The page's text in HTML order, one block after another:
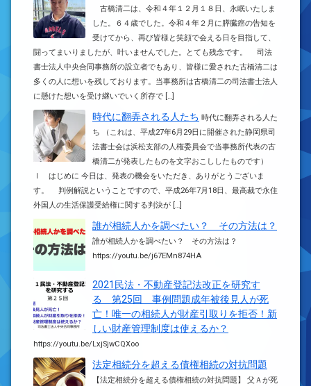
古橋清二は、令和４年１２月１８日、永眠いたしま
した。６４歳でした。令和４年２月に膵臓癌の告知を
受けてから、再び皆様と笑顔で会える日を目指して、
闘ってまいりましたが、叶いませんでした。とても残念です。 司法
書士法人中央合同事務所の設立者でもあり、皆様に愛された古橋清二は
多くの人に想いを残しております。当事務所は古橋清二の司法書士法人
に懸けた想いを受け継いでいく所存で […]
時代に翻弄される人たち 時代に翻弄される人た
ち （これは、平成27年6月29日に開催された静岡県司
法書士会は浜松支部の人権委員会で当事務所代表の古
橋清二が発表したものを文字おこししたものです）
Ⅰ はじめに 今日は、発表の機会をいただき、ありがとうございま
す。 判例解説ということですので、平成26年7月18日、最高裁で永住
外国人の生活保護受給権に関する判決が […]
誰が相続人かを調べたい？ その方法は？
誰が相続人かを調べたい？ その方法は？
https://youtu.be/j67EMn874HA
2021民法・不動産登記法改正を研究す
る 第25回 事例問題成年被後見人が死
亡！唯一の相続人が財産引取りを拒否！新
しい財産管理制度は使えるか？
https://youtu.be/LxjSjwCQXoo
法定相続分を超える債権相続の対抗問題
【法定相続分を超える債権相続の対抗問題】 父Ａが死